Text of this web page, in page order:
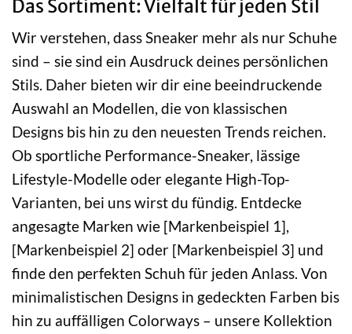
Das Sortiment: Vielfalt für jeden Stil
Wir verstehen, dass Sneaker mehr als nur Schuhe
sind – sie sind ein Ausdruck deines persönlichen
Stils. Daher bieten wir dir eine beeindruckende
Auswahl an Modellen, die von klassischen
Designs bis hin zu den neuesten Trends reichen.
Ob sportliche Performance-Sneaker, lässige
Lifestyle-Modelle oder elegante High-Top-
Varianten, bei uns wirst du fündig. Entdecke
angesagte Marken wie [Markenbeispiel 1],
[Markenbeispiel 2] oder [Markenbeispiel 3] und
finde den perfekten Schuh für jeden Anlass. Von
minimalistischen Designs in gedeckten Farben bis
hin zu auffälligen Colorways – unsere Kollektion